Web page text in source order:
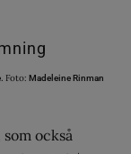
Foto: Madeleine Rinman
också